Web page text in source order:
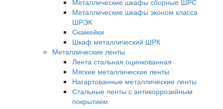
Металлические шкафы эконом класса
ШРЭК
Скамейки
Шкаф металлический ШРК
Металлические ленты
Лента стальная оцинкованная
Мягкие металлические ленты
Нагартованные металлические ленты
Стальные ленты с антикоррозийным
покрытием